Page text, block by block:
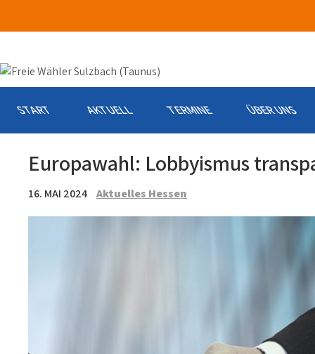
START AKTUELL TERMINE ÜBER UNS
Europawahl: Lobbyismus
16. MAI 2024 Aktuelles Hessen